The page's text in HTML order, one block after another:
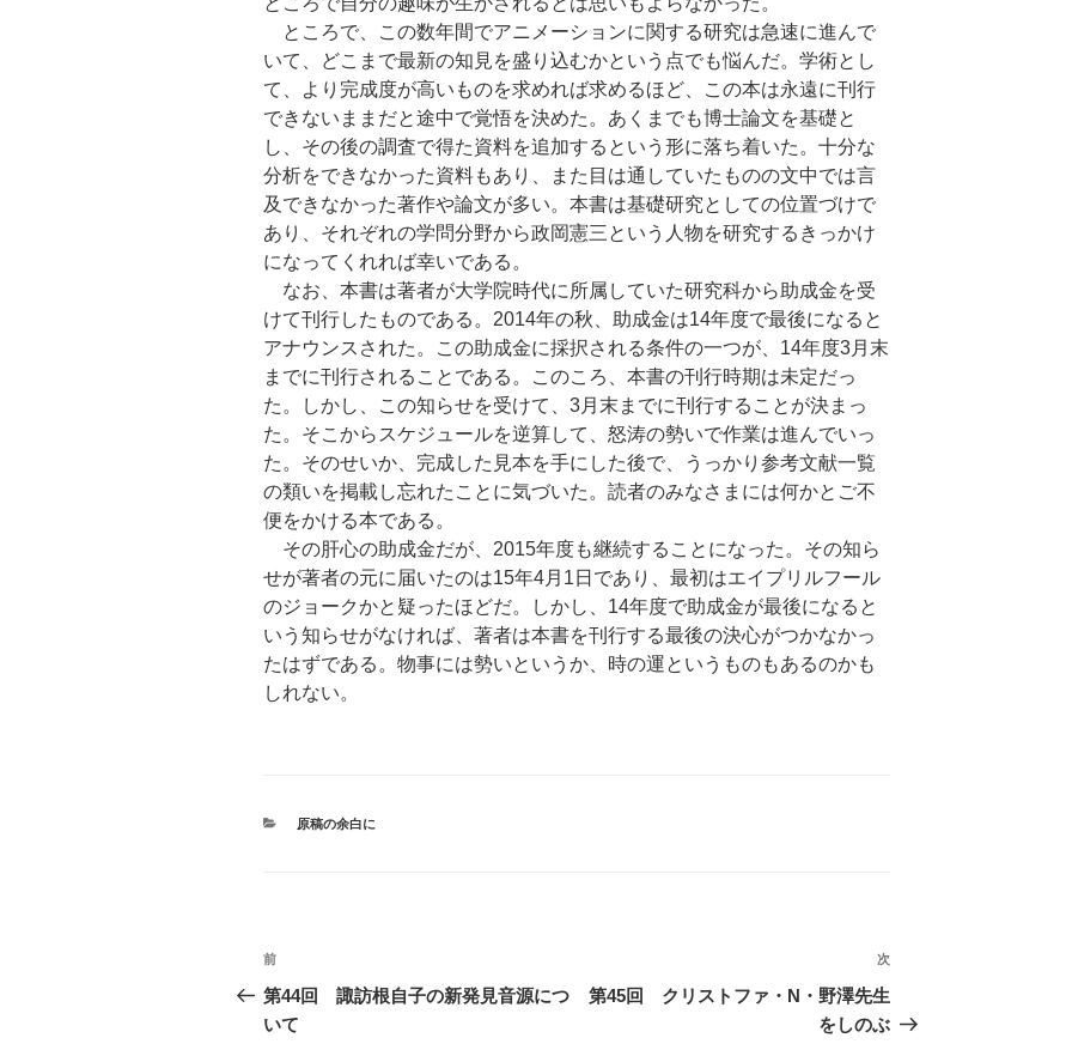
ところで、この数年間でアニメーションに関する研究は急速に進んで
いて、どこまで最新の知見を盛り込むかという点でも悩んだ。学術とし
て、より完成度が高いものを求めれば求めるほど、この本は永遠に刊行
できないままだと途中で覚悟を決めた。あくまでも博士論文を基礎と
し、その後の調査で得た資料を追加するという形に落ち着いた。十分な
分析をできなかった資料もあり、また目は通していたものの文中では言
及できなかった著作や論文が多い。本書は基礎研究としての位置づけで
あり、それぞれの学問分野から政岡憲三という人物を研究するきっかけ
になってくれれば幸いである。
なお、本書は著者が大学院時代に所属していた研究科から助成金を受
けて刊行したものである。2014年の秋、助成金は14年度で最後になると
アナウンスされた。この助成金に採択される条件の一つが、14年度3月末
までに刊行されることである。このころ、本書の刊行時期は未定だっ
た。しかし、この知らせを受けて、3月末までに刊行することが決まっ
た。そこからスケジュールを逆算して、怒涛の勢いで作業は進んでいっ
た。そのせいか、完成した見本を手にした後で、うっかり参考文献一覧
の類いを掲載し忘れたことに気づいた。読者のみなさまには何かとご不
便をかける本である。
その肝心の助成金だが、2015年度も継続することになった。その知ら
せが著者の元に届いたのは15年4月1日であり、最初はエイプリルフール
のジョークかと疑ったほどだ。しかし、14年度で助成金が最後になると
いう知らせがなければ、著者は本書を刊行する最後の決心がつかなかっ
たはずである。物事には勢いというか、時の運というものもあるのかも
しれない。
カ
原稿の余白に
投
稿
ナ
前
の
投
前
第44回 諏訪根自子の新発見音源につ
いて
投
次
第45回 クリストファ・N・野澤先生
をしのぶ